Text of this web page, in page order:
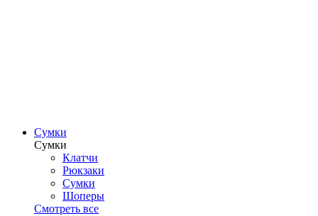
Сумки
Сумки
Клатчи
Рюкзаки
Сумки
Шоперы
Смотреть все